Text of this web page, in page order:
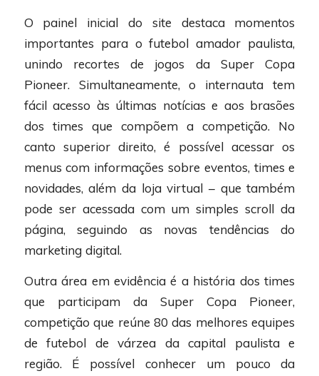
O painel inicial do site destaca momentos
importantes para o futebol amador paulista,
unindo recortes de jogos da Super Copa
Pioneer. Simultaneamente, o internauta tem
fácil acesso às últimas notícias e aos brasões
dos times que compõem a competição. No
canto superior direito, é possível acessar os
menus com informações sobre eventos, times e
novidades, além da loja virtual – que também
pode ser acessada com um simples scroll da
página, seguindo as novas tendências do
marketing digital.
Outra área em evidência é a história dos times
que participam da Super Copa Pioneer,
competição que reúne 80 das melhores equipes
de futebol de várzea da capital paulista e
região. É possível conhecer um pouco da